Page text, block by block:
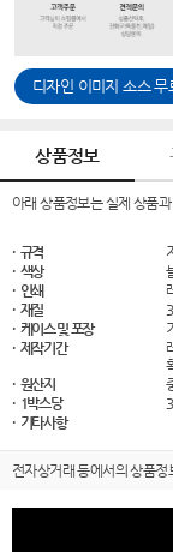
디자인 이미지 소스 무
상품정보
아래 상품정보는 실제 상품
· 규격
· 색상
· 인쇄
· 재질
· 케이스 및 포장
· 제작기간
· 원산지
· 1박스당
· 기타사항
전자상거래 등에서의 상품정